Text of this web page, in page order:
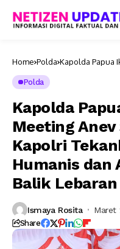
Home Polda Kapolda Papua
Polda
Kapolda
Meeting
Kapolri
Humanis dan
Balik Lebaran
Ismaya Rosita Maret
Share